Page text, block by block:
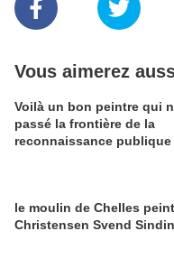
Vous aimerez
Voilà un bon peintre qui
passé la frontière de la
reconnaissance publique
le moulin de Chelles
Christensen Svend